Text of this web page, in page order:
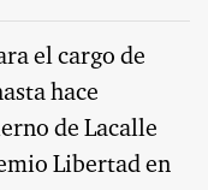
el cargo de
hace
de Lacalle
Libertad en